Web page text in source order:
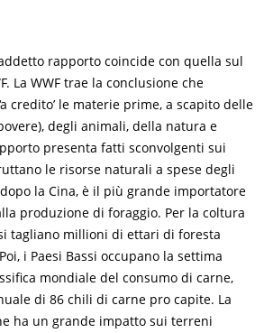
rapporto coincide con quella sul
La WWF trae la conclusione che
credito’ le materie prime, a scapito delle
degli animali, della natura e
presenta fatti sconvolgenti sui
le risorse naturali a spese degli
la Cina, è il più grande importatore
produzione di foraggio. Per la coltura
tagliano millioni di ettari di foresta
i Paesi Bassi occupano la settima
mondiale del consumo di carne,
di 86 chili di carne pro capite. La
ha un grande impatto sui terreni